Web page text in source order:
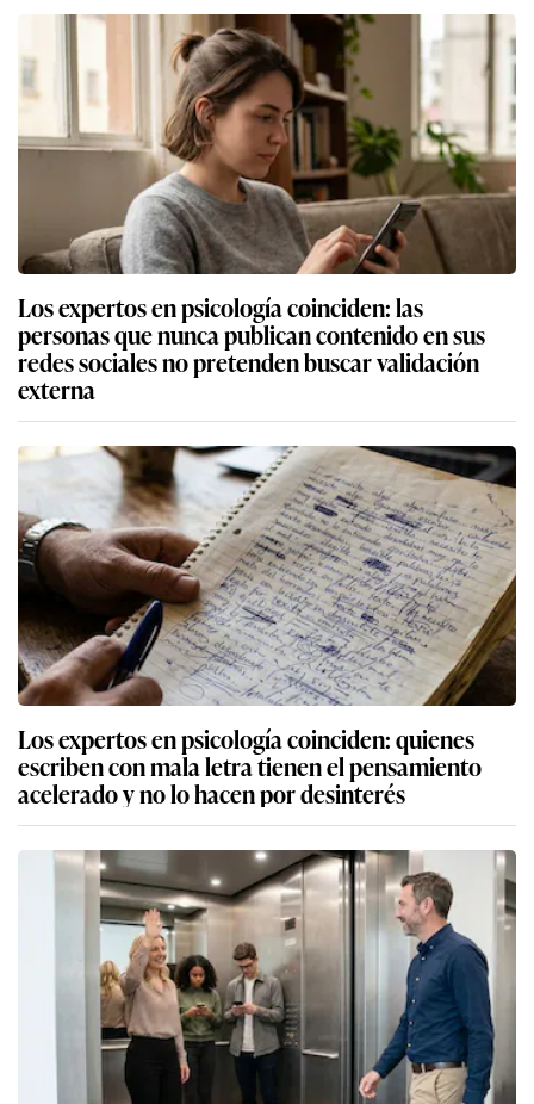
Los expertos en psicología coinciden: las
personas que nunca publican contenido en sus
redes sociales no pretenden buscar validación
externa
Los expertos en psicología coinciden: quienes
escriben con mala letra tienen el pensamiento
acelerado y no lo hacen por desinterés